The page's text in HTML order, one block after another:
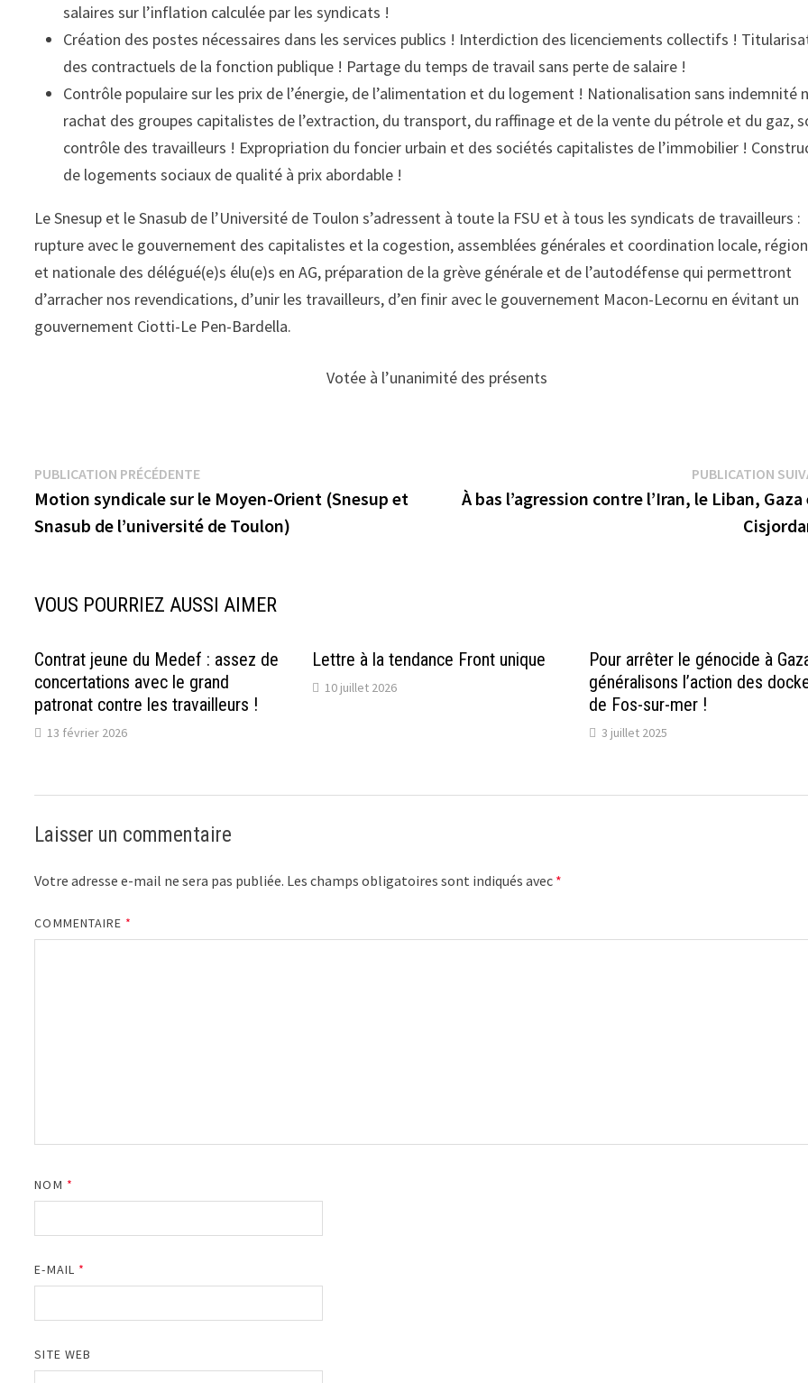
salaires sur l’inflation calculée par les syndicats !
Création des postes nécessaires dans les services publics ! Interdiction des licenciements collectifs !
des contractuels de la fonction publique ! Partage du temps de travail sans perte de salaire !
Contrôle populaire sur les prix de l’énergie, de l’alimentation et du logement ! Nationalisation sans indemnité
rachat des groupes capitalistes de l’extraction, du transport, du raffinage et de la vente du pétrole et du gaz,
contrôle des travailleurs ! Expropriation du foncier urbain et des sociétés capitalistes de l’immobilier !
de logements sociaux de qualité à prix abordable !
Le Snesup et le Snasub de l’Université de Toulon s’adressent à toute la FSU et à tous les syndicats de travailleurs :
rupture avec le gouvernement des capitalistes et la cogestion, assemblées générales et coordination locale,
et nationale des délégué(e)s élu(e)s en AG, préparation de la grève générale et de l’autodéfense qui permettront
d’arracher nos revendications, d’unir les travailleurs, d’en finir avec le gouvernement Macon-Lecornu en évitant un
gouvernement Ciotti-Le Pen-Bardella.
Votée à l’unanimité des présents
Navigation
de
PUBLICATION PRÉCÉDENTEPublication
précédente :
Motion syndicale sur le Moyen-Orient (Snesup et
Snasub de l’université de Toulon)
PUBLICATION
À bas l’agression contre l’Iran, le Liban, Gaza
VOUS POURRIEZ AUSSI AIMER
Contrat jeune du Medef : assez de
concertations avec le grand
patronat contre les travailleurs !
13 février 2026
Lettre à la tendance Front unique
10 juillet 2026
Pour arrêter le génocide à
généralisons l’action des
de Fos-sur-mer !
3 juillet 2025
Laisser un commentaire
Votre adresse e-mail ne sera pas publiée. Les champs obligatoires sont indiqués avec *
COMMENTAIRE *
NOM *
E-MAIL *
SITE WEB